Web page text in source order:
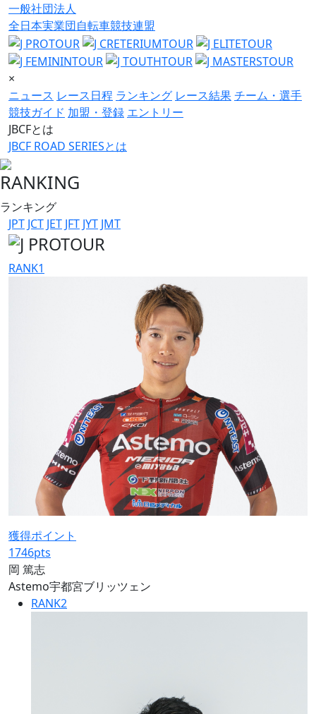
一般社団法人
全日本実業団自転車競技連盟
×
ニュース レース日程 ランキング レース結果チーム・選手
競技ガイド 加盟・登録 エントリー
JBCFとは
JBCF ROAD SERIESとは
RANKING
ランキング
JPT JCT JET JFT JYT JMT
RANK1
獲得ポイント
1746pts
岡 篤志
Astemo宇都宮ブリッツェン
RANK2